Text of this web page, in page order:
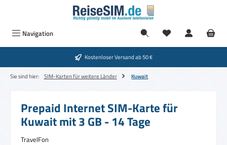
Zum Hauptinhalt springen
Navigation
Kostenloser Versand ab 50 €
Sie sind hier: SIM-Karten für weitere Länder Kuwait
Prepaid Internet SIM-Karte für
Kuwait mit 3 GB - 14 Tage
TravelFon